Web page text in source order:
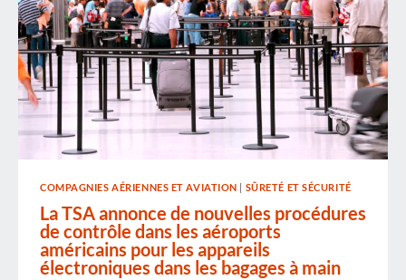
COMPAGNIES AÉRIENNES ET AVIATION | SÛRETÉ ET SÉCURITÉ
La TSA annonce de nouvelles procédures
de contrôle dans les aéroports
américains pour les appareils
électroniques dans les bagages à main